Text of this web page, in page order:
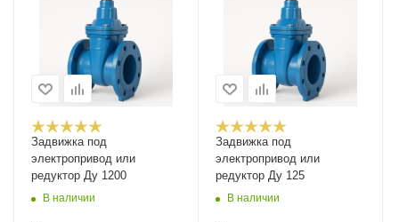
Задвижка под
электропривод или
редуктор Ду 1200
В наличии
Задвижка под
электропривод или
редуктор Ду 125
В наличии